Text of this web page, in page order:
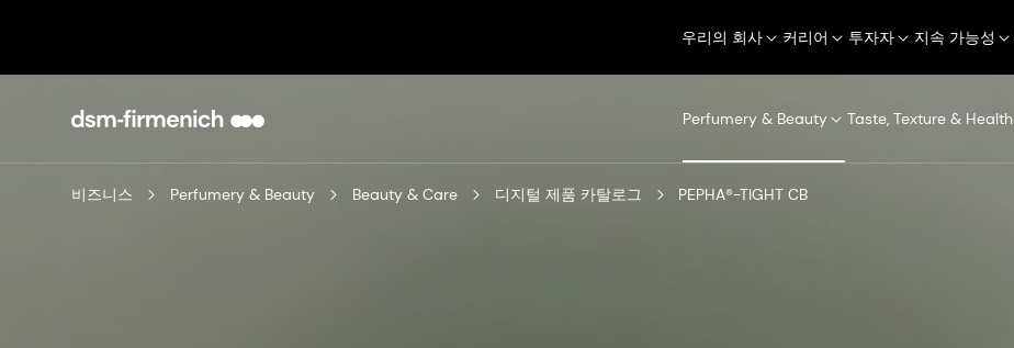
우리의 회사 커리어 투자자 지속 가능성
Perfumery & Beauty Taste, Texture & Health
비즈니스 Perfumery & Beauty Beauty & Care 디지털 제품 카탈로그 PEPHA®-TIGHT CB